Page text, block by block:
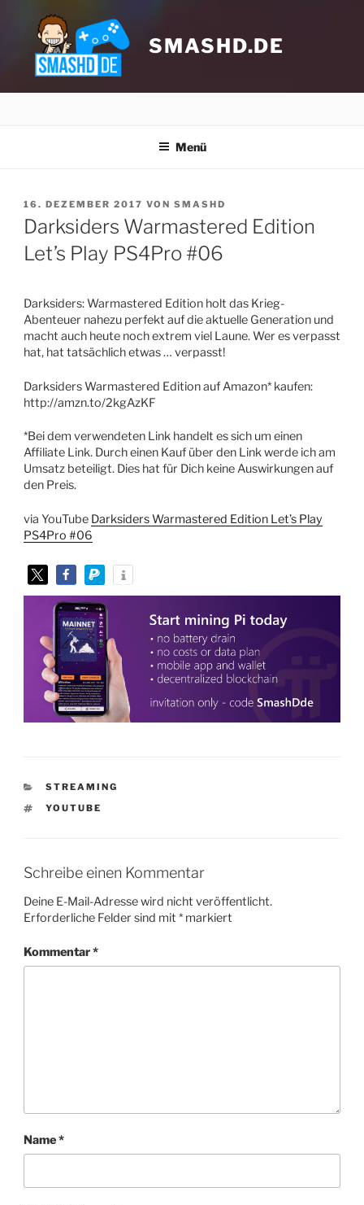
springen
SMASHD.DE
Menü
VERÖFFENTLICHT
16. DEZEMBER 2017 VON SMASHD
Darksiders Warmastered Edition
Let’s Play PS4Pro #06
Klicke hier, um Marketing-Cookies zu
aktivieren
Darksiders: Warmastered Edition holt das Krieg-
Abenteuer nahezu perfekt auf die aktuelle Generation und
macht auch heute noch extrem viel Laune. Wer es verpasst
hat, hat tatsächlich etwas … verpasst!
Darksiders Warmastered Edition auf Amazon* kaufen:
http://amzn.to/2kgAzKF
*Bei dem verwendeten Link handelt es sich um einen
Affiliate Link. Durch einen Kauf über den Link werde ich am
Umsatz beteiligt. Dies hat für Dich keine Auswirkungen auf
den Preis.
via YouTube Darksiders Warmastered Edition Let’s Play
PS4Pro #06
KATEGORIEN
STREAMING
SCHLAGWÖRTER
YOUTUBE
Schreibe einen Kommentar
Deine E-Mail-Adresse wird nicht veröffentlicht.
Erforderliche Felder sind mit *markiert
Kommentar*
Name*